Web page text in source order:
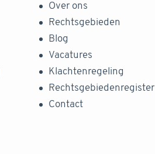
Over ons
Rechtsgebieden
Blog
Vacatures
Klachtenregeling
Rechtsgebiedenregister
Contact